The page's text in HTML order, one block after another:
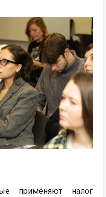
применяют налог